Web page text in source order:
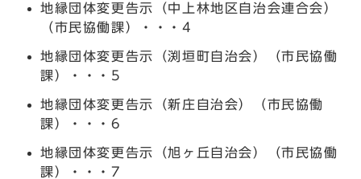
地縁団体変更告示（中上林地区自治会連合会）
（市民協働課）・・・4
地縁団体変更告示（渕垣町自治会）（市民協働
課）・・・5
地縁団体変更告示（新庄自治会）（市民協働
課）・・・6
地縁団体変更告示（旭ヶ丘自治会）（市民協働
課）・・・7